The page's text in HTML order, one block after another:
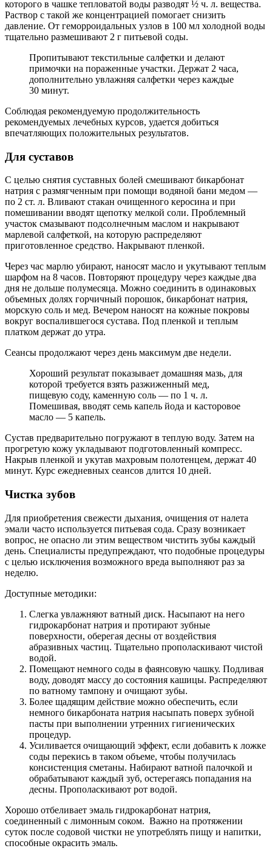
которого в чашке тепловатой воды разводят ½ ч. л. вещества.
Раствор с такой же концентрацией помогает снизить
давление. От геморроидальных узлов в 100 мл холодной воды
тщательно размешивают 2 г питьевой соды.
Пропитывают текстильные салфетки и делают
примочки на пораженные участки. Держат 2 часа,
дополнительно увлажняя салфетки через каждые
30 минут.
Соблюдая рекомендуемую продолжительность
рекомендуемых лечебных курсов, удается добиться
впечатляющих положительных результатов.
Для суставов
С целью снятия суставных болей смешивают бикарбонат
натрия с размягченным при помощи водяной бани медом —
по 2 ст. л. Вливают стакан очищенного керосина и при
помешивании вводят щепотку мелкой соли. Проблемный
участок смазывают подсолнечным маслом и накрывают
марлевой салфеткой, на которую распределяют
приготовленное средство. Накрывают пленкой.
Через час марлю убирают, наносят масло и укутывают теплым
шарфом на 8 часов. Повторяют процедуру через каждые два
дня не дольше полумесяца. Можно соединить в одинаковых
объемных долях горчичный порошок, бикарбонат натрия,
морскую соль и мед. Вечером наносят на кожные покровы
вокруг воспалившегося сустава. Под пленкой и теплым
платком держат до утра.
Сеансы продолжают через день максимум две недели.
Хороший результат показывает домашняя мазь, для
которой требуется взять разжиженный мед,
пищевую соду, каменную соль — по 1 ч. л.
Помешивая, вводят семь капель йода и касторовое
масло — 5 капель.
Сустав предварительно погружают в теплую воду. Затем на
прогретую кожу укладывают подготовленный компресс.
Накрыв пленкой и укутав махровым полотенцем, держат 40
минут. Курс ежедневных сеансов длится 10 дней.
Чистка зубов
Для приобретения свежести дыхания, очищения от налета
эмали часто используется питьевая сода. Сразу возникает
вопрос, не опасно ли этим веществом чистить зубы каждый
день. Специалисты предупреждают, что подобные процедуры
с целью исключения возможного вреда выполняют раз за
неделю.
Доступные методики:
Слегка увлажняют ватный диск. Насыпают на него
гидрокарбонат натрия и протирают зубные
поверхности, оберегая десны от воздействия
абразивных частиц. Тщательно прополаскивают чистой
водой.
Помещают немного соды в фаянсовую чашку. Подливая
воду, доводят массу до состояния кашицы. Распределяют
по ватному тампону и очищают зубы.
Более щадящим действие можно обеспечить, если
немного бикарбоната натрия насыпать поверх зубной
пасты при выполнении утренних гигиенических
процедур.
Усиливается очищающий эффект, если добавить к ложке
соды перекись в таком объеме, чтобы получилась
консистенция сметаны. Набирают ватной палочкой и
обрабатывают каждый зуб, остерегаясь попадания на
десны. Прополаскивают рот водой.
Хорошо отбеливает эмаль гидрокарбонат натрия,
соединенный с лимонным соком. Важно на протяжении
суток после содовой чистки не употреблять пищу и напитки,
способные окрасить эмаль.